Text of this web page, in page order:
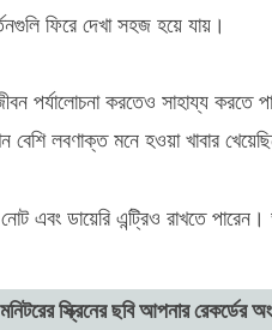
ফিরে দেখা সহজ হয়ে যায়।
পর্যালোচনা করতেও সাহায্য
লবণাক্ত মনে হওয়া খাবার
এবং ডায়েরি এন্ট্রিও রাখতে
স্ক্রিনের ছবি আপনার রেকর্ডের